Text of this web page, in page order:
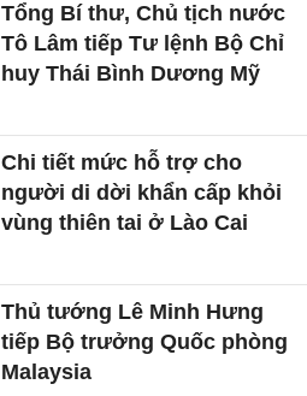
Tổng Bí thư, Chủ tịch nước
Tô Lâm tiếp Tư lệnh Bộ Chỉ
huy Thái Bình Dương Mỹ
Chi tiết mức hỗ trợ cho
người di dời khẩn cấp khỏi
vùng thiên tai ở Lào Cai
Thủ tướng Lê Minh Hưng
tiếp Bộ trưởng Quốc phòng
Malaysia